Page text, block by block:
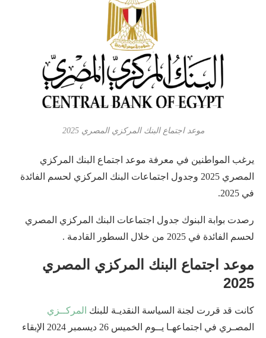
موعد اجتماع البنك المركزي المصري 2025
يرغب المواطنين في معرفة موعد اجتماع البنك المركزي
المصري 2025 وجدول اجتماعات البنك المركزي لحسم الفائدة
في 2025.
رصدت بوابة البنوك جدول اجتماعات البنك المركزي المصري
لحسم الفائدة في 2025 من خلال السطور القادمة .
موعد اجتماع البنك المركزي المصري
2025
كانت قد قررت لجنة السياسة النقديـة للبنك المركــزي
المصـري في اجتماعهـا يــوم الخميس 26 ديسمبر 2024 الإبقاء